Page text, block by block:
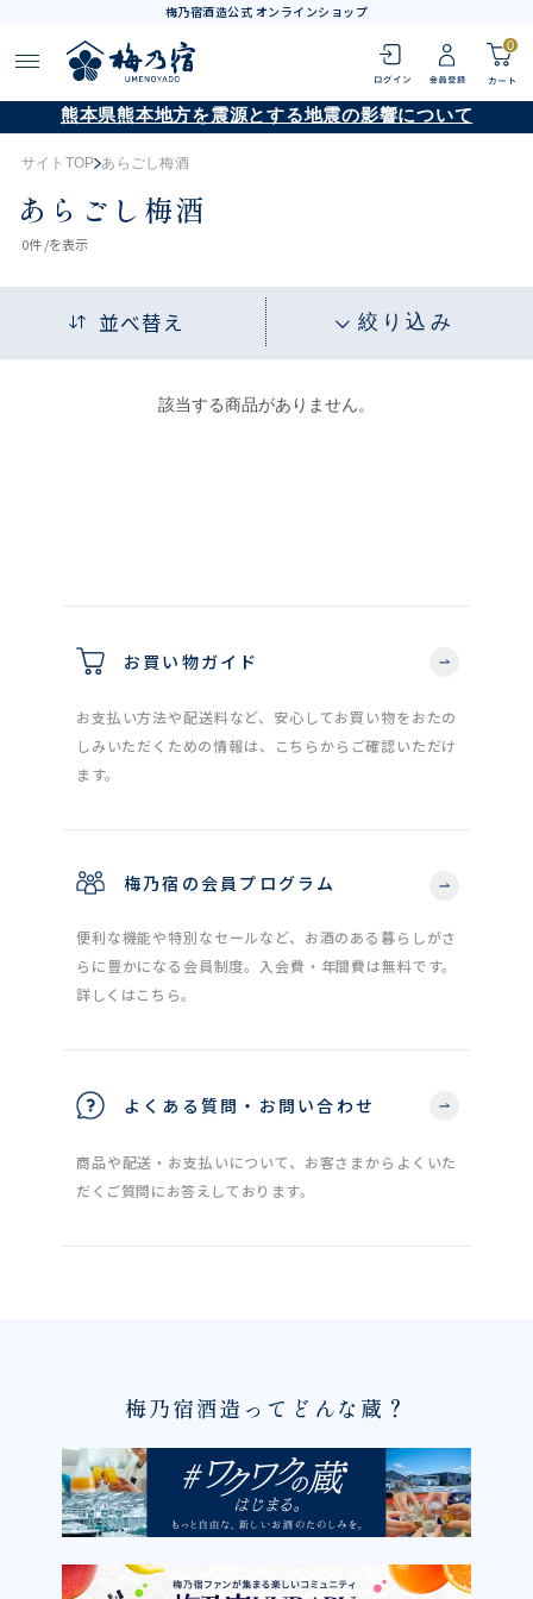
梅乃宿酒造公式 オンラインショップ
0
熊本県熊本地方を震源とする地震の影響について
サイトTOP あらごし梅酒
あらごし梅酒
0件 /を表示
並べ替え 絞り込み
該当する商品がありません。
お買い物ガイド
お支払い方法や配送料など、安心してお買い物をおたの
しみいただくための情報は、こちらからご確認いただけ
ます。
梅乃宿の会員プログラム
便利な機能や特別なセールなど、お酒のある暮らしがさ
らに豊かになる会員制度。入会費・年間費は無料です。
詳しくはこちら。
よくある質問・お問い合わせ
商品や配送・お支払いについて、お客さまからよくいた
だくご質問にお答えしております。
梅乃宿酒造ってどんな蔵？